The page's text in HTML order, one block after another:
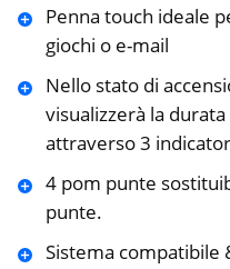
Penna touch ideale
giochi o e-mail
Nello stato di
visualizzerà la
attraverso 3
4 pom punte
punte.
Sistema compatibile